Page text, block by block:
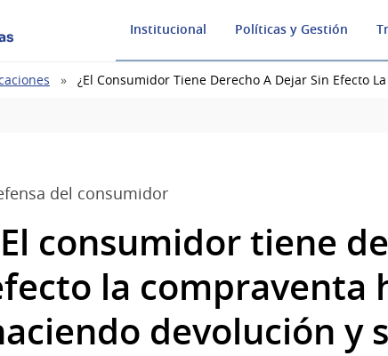
Institucional Políticas y Gestión
¿El Consumidor Tiene Derecho A Dejar Sin Efecto
del consumidor
consumidor tiene
la compraventa
devolución y